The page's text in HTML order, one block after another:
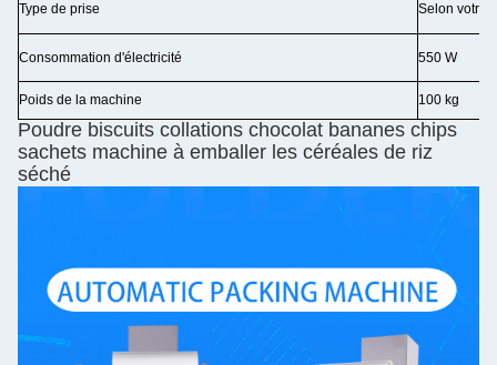
Type de prise Selon votre
Consommation d'électricité 550 W
Poids de la machine 100 kg
Poudre biscuits collations chocolat bananes chips
sachets machine à emballer les céréales de riz
séché